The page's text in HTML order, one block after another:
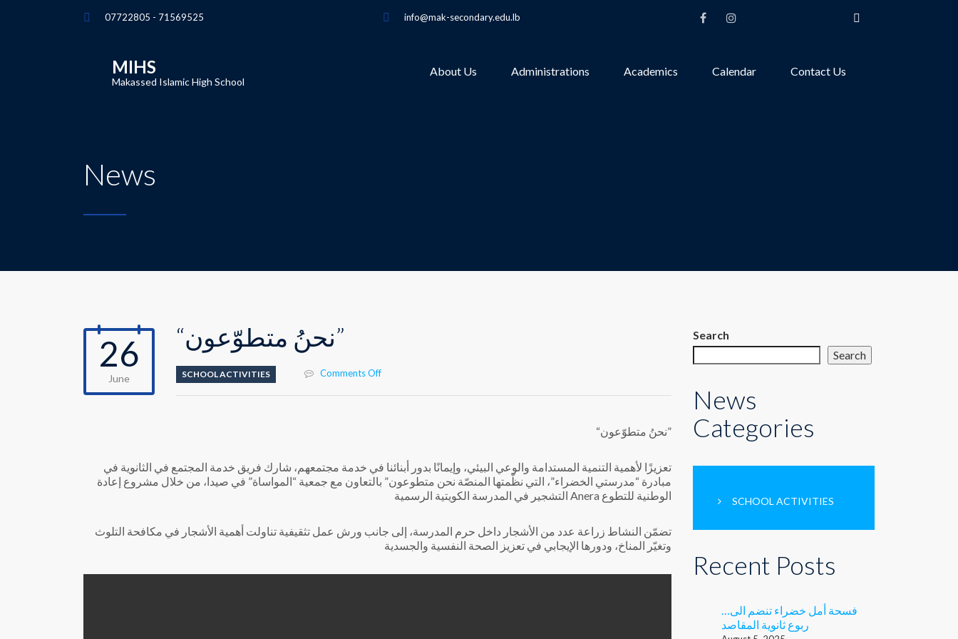
07722805 - 71569525 info@mak-secondary.edu.lb
About Us Administrations Academics Calendar Contact Us
MIHS
Makassed Islamic High School
News
26
June
“نحنُ متطوّعون”
SCHOOL ACTIVITIES Comments Offon
“نحنُ متطوّعون”
تعزيزًا لأهمية التنمية المستدامة والوعي البيئي، وإيمانًا بدور أبنائنا في خدمة مجتمعهم، شارك فريق خدمة المجتمع في الثانوية في
مبادرة “مدرستي الخضراء”، التي نظّمتها المنصّة نحن متطوعون” بالتعاون مع جمعية “المواساة” في صيدا، من خلال مشروع إعادة
التشجير في المدرسة الكويتية الرسمية Anera الوطنية للتطوع
تضمّن النشاط زراعة عدد من الأشجار داخل حرم المدرسة، إلى جانب ورش عمل تثقيفية تناولت أهمية الأشجار في مكافحة التلوث
وتغيّر المناخ، ودورها الإيجابي في تعزيز الصحة النفسية والجسدية
Search
Search
News
Categories
SCHOOL ACTIVITIES
Recent Posts
…فسحة أمل خضراء تنضم الى
ربوع ثانوية المقاصد